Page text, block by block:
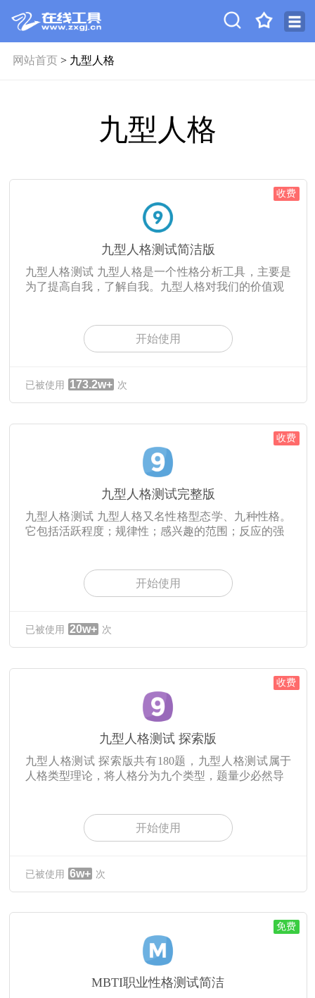
网站首页> 九型人格
九型人格
收费
九型人格测试简洁版
九型人格测试 九型人格是一个性格分析工具，主要是
为了提高自我，了解自我。九型人格对我们的价值观
开始使用
已被使用 173.2w+ 次
收费
九型人格测试完整版
九型人格测试 九型人格又名性格型态学、九种性格。
它包括活跃程度；规律性；感兴趣的范围；反应的强
开始使用
已被使用 20w+ 次
收费
九型人格测试 探索版
九型人格测试 探索版共有180题，九型人格测试属于
人格类型理论，将人格分为九个类型，题量少必然导
开始使用
已被使用 6w+ 次
免费
MBTI职业性格测试简洁